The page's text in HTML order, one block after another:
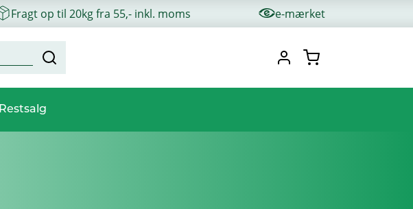
Fragt op til 20kg fra 55,- inkl. moms e-mærket
Restsalg